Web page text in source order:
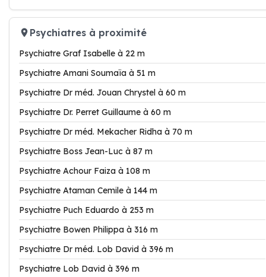
Psychiatres à proximité
Psychiatre Graf Isabelle à 22 m
Psychiatre Amani Soumaïa à 51 m
Psychiatre Dr méd. Jouan Chrystel à 60 m
Psychiatre Dr. Perret Guillaume à 60 m
Psychiatre Dr méd. Mekacher Ridha à 70 m
Psychiatre Boss Jean-Luc à 87 m
Psychiatre Achour Faiza à 108 m
Psychiatre Ataman Cemile à 144 m
Psychiatre Puch Eduardo à 253 m
Psychiatre Bowen Philippa à 316 m
Psychiatre Dr méd. Lob David à 396 m
Psychiatre Lob David à 396 m